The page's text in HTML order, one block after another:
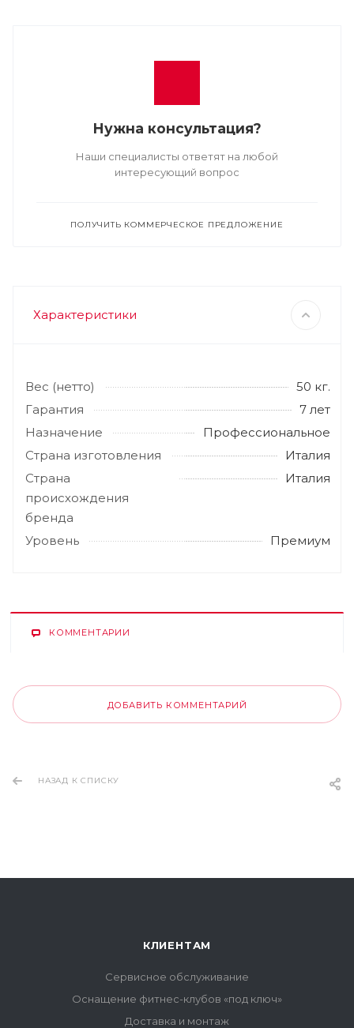
Нужна консультация?
Наши специалисты ответят на любой
интересующий вопрос
ПОЛУЧИТЬ КОММЕРЧЕСКОЕ ПРЕДЛОЖЕНИЕ
Характеристики
Вес (нетто)
50 кг.
Гарантия
7 лет
Назначение
Профессиональное
Страна изготовления
Италия
Страна
происхождения
бренда
Италия
Уровень Премиум
КОММЕНТАРИИ
ДОБАВИТЬ КОММЕНТАРИЙ
НАЗАД К СПИСКУ
КЛИЕНТАМ
Сервисное обслуживание
Оснащение фитнес-клубов «под ключ»
Доставка и монтаж